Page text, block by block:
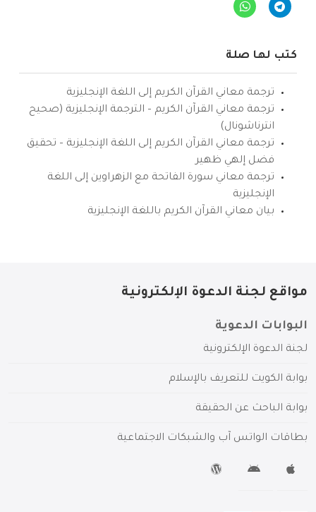
كتب لها صلة
ترجمة معاني القرآن الكريم إلى اللغة الإنجليزية
ترجمة معاني القرآن الكريم – الترجمة الإنجليزية (صحيح
انترناشونال)
ترجمة معاني القرآن الكريم إلى اللغة الإنجليزية – تحقيق
فضل إلهي ظهير
ترجمة معاني سورة الفاتحة مع الزهراوين إلى اللغة
الإنجليزية
بيان معاني القرآن الكريم باللغة الإنجليزية
مواقع لجنة الدعوة الإلكترونية
البوابات الدعوية
لجنة الدعوة الإلكترونية
بوابة الكويت للتعريف بالإسلام
بوابة الباحث عن الحقيقة
بطاقات الواتس آب والشبكات الاجتماعية